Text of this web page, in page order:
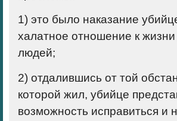
1) это было наказание
халатное отношение к жизни
людей;
2) отдалившись от той
которой жил, убийце
возможность исправиться и